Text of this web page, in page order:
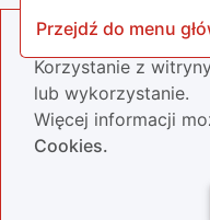
Przejdź do menu
Nasza strona
Korzystanie z
lub wykorzystanie.
Więcej informacji
Cookies.